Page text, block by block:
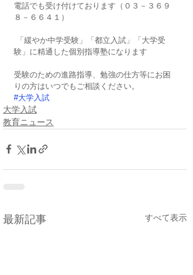
電話でも受け付けております（０３－３６９
８－６６４１）
験」に精通した個別指導塾になります
受験のための進路指導、勉強の仕方等にお困
りの方はいつでもご相談ください。
#大学入試
大学入試
教育ニュース
最新記事 すべて表示